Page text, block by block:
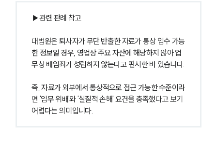
▶관련 판례 참고
대법원은 퇴사자가 무단 반출한 자료가 통상 입수 가능
한 정보일 경우, 영업상 주요 자산에 해당하지 않아 업
무상 배임죄가 성립하지 않는다고 판시한 바 있습니다.
즉, 자료가 외부에서 통상적으로 접근 가능한 수준이라
면 '임무 위배'와 '실질적 손해' 요건을 충족했다고 보기
어렵다는 의미입니다.